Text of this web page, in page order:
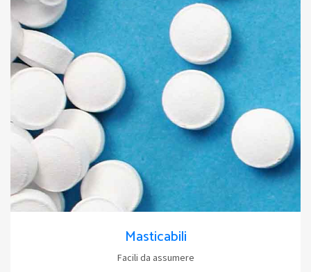
Masticabili
Facili da assumere